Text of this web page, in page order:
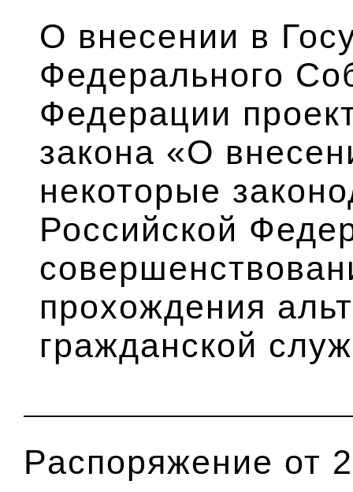
О внесении в
Федерального
Федерации
закона «О
некоторые
Российской
прохождения
гражданской
Распоряжение от